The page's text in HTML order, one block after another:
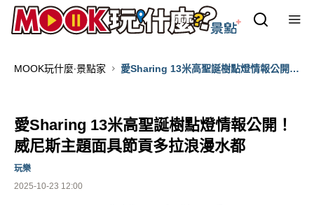
MOOK玩什麼‧景點家
愛Sharing 13米高聖誕樹點燈情報公開！
愛Sharing 13米高聖誕樹點燈情報公開！
威尼斯主題面具節貢多拉浪漫水都
2025-10-23 12:00
玩樂